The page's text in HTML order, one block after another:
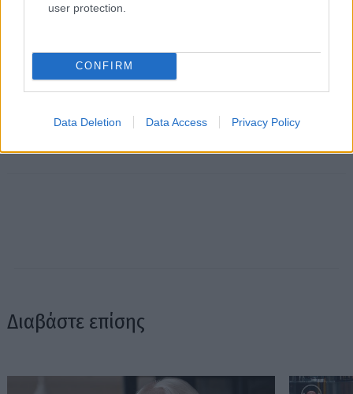
user protection.
CONFIRM
Data Deletion Data Access Privacy Policy
Διαβάστε επίσης